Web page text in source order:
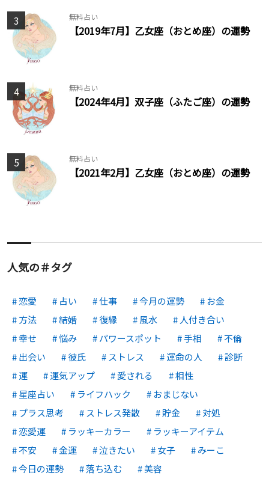
3 無料占い
【2019年7月】乙女座（おとめ座）の運勢
4 無料占い
【2024年4月】双子座（ふたご座）の運勢
5 無料占い
【2021年2月】乙女座（おとめ座）の運勢
人気の＃タグ
恋愛 占い 仕事 今月の運勢
お金
方法
結婚 復縁 風水
人付き合い
幸せ
悩み パワースポット 手相
不倫
出会い
彼氏 ストレス 運命の人
診断
運
運気アップ 愛される
相性
星座占い
ライフハック
おまじない
プラス思考
ストレス発散 貯金
対処
恋愛運
ラッキーカラー
ラッキーアイテム
不安
金運 泣きたい 女子
みーこ
今日の運勢
落ち込む 美容